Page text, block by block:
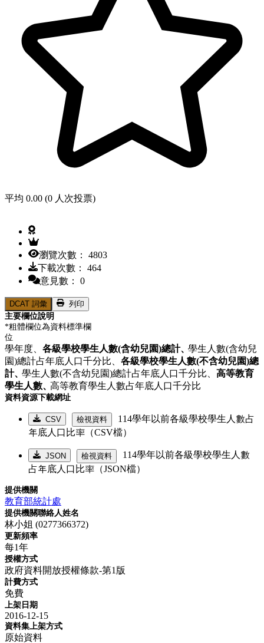
平均 0.00 (0 人次投票)
瀏覽次數： 4803
下載次數： 464
意見數： 0
DCAT 詞彙
列印
主要欄位說明
*粗體欄位為資料標準欄
位
學年度、 各級學校學生人數(含幼兒園)總計、學生人數(含幼兒
園)總計占年底人口千分比、 各級學校學生人數(不含幼兒園)總
計、學生人數(不含幼兒園)總計占年底人口千分比、 高等教育
學生人數、高等教育學生人數占年底人口千分比
資料資源下載網址
CSV 檢視資料
114學年以前各級學校學生人數占
年底人口比率（CSV檔）
JSON 檢視資料
114學年以前各級學校學生人數
占年底人口比率（JSON檔）
提供機關
教育部統計處
提供機關聯絡人姓名
林小姐 (0277366372)
更新頻率
每1年
授權方式
政府資料開放授權條款-第1版
計費方式
免費
上架日期
2016-12-15
資料集上架方式
原始資料